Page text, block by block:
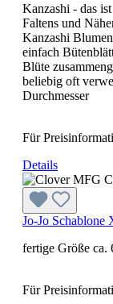
Kanzashi - das
Faltens und
Kanzashi
einfach
Blüte
beliebig oft
Durchmesser
Für
Details
Jo-Jo Schablone
fertige Größe ca.
Für